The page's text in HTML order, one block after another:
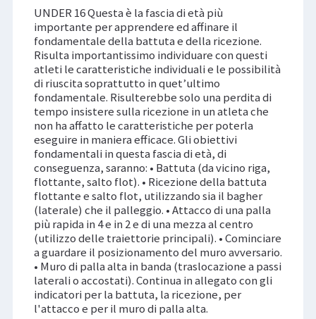
UNDER 16 Questa è la fascia di età più
importante per apprendere ed affinare il
fondamentale della battuta e della ricezione.
Risulta importantissimo individuare con questi
atleti le caratteristiche individuali e le possibilità
di riuscita soprattutto in quet’ultimo
fondamentale. Risulterebbe solo una perdita di
tempo insistere sulla ricezione in un atleta che
non ha affatto le caratteristiche per poterla
eseguire in maniera efficace. Gli obiettivi
fondamentali in questa fascia di età, di
conseguenza, saranno: • Battuta (da vicino riga,
flottante, salto flot). • Ricezione della battuta
flottante e salto flot, utilizzando sia il bagher
(laterale) che il palleggio. • Attacco di una palla
più rapida in 4 e in 2 e di una mezza al centro
(utilizzo delle traiettorie principali). • Cominciare
a guardare il posizionamento del muro avversario.
• Muro di palla alta in banda (traslocazione a passi
laterali o accostati). Continua in allegato con gli
indicatori per la battuta, la ricezione, per
l'attacco e per il muro di palla alta.